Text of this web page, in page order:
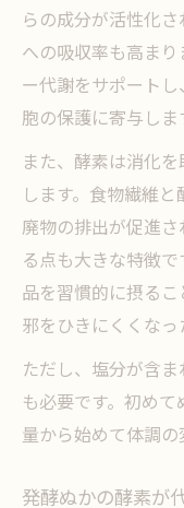
らの成分が活性化
への吸収率も高ま
ー代謝をサポート
胞の保護に寄与しま
また、酵素は消化
します。食物繊維
廃物の排出が促進
る点も大きな特徴
品を習慣的に摂る
邪をひきにくくなっ
ただし、塩分が含
も必要です。初め
量から始めて体調の
発酵ぬかの酵素が